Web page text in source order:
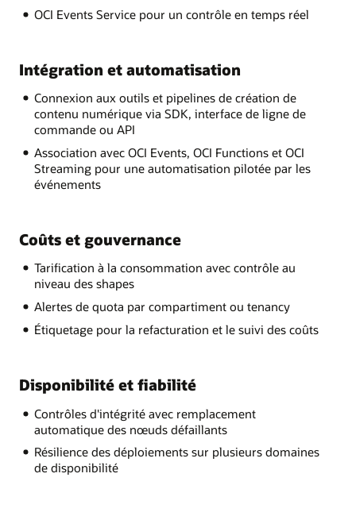
OCI Events Service pour un contrôle en temps réel
Intégration et automatisation
Connexion aux outils et pipelines de création de
contenu numérique via SDK, interface de ligne de
commande ou API
Association avec OCI Events, OCI Functions et OCI
Streaming pour une automatisation pilotée par les
événements
Coûts et gouvernance
Tarification à la consommation avec contrôle au
niveau des shapes
Alertes de quota par compartiment ou tenancy
Étiquetage pour la refacturation et le suivi des coûts
Disponibilité et fiabilité
Contrôles d'intégrité avec remplacement
automatique des nœuds défaillants
Résilience des déploiements sur plusieurs domaines
de disponibilité